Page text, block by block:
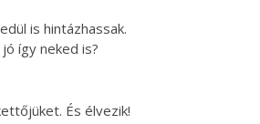
is hintázhassak.
így neked is?
És élvezik!